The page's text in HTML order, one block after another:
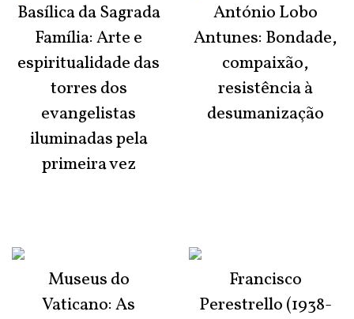
Basílica da Sagrada
Família: Arte e
espiritualidade das
torres dos
evangelistas
iluminadas pela
primeira vez
Museus do
Vaticano: As
António Lobo
Antunes: Bondade,
compaixão,
resistência à
desumanização
Francisco
Perestrello (1938-